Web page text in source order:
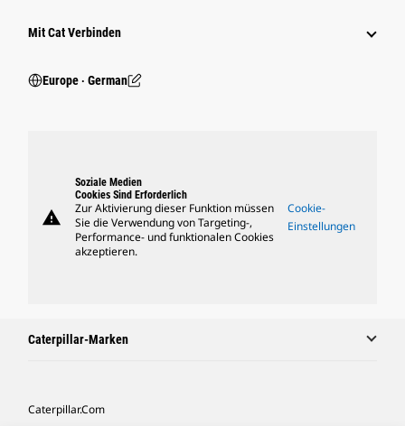
Mit Cat Verbinden
Europe ‧ German
warning
Soziale Medien
Cookies Sind Erforderlich
Zur Aktivierung dieser Funktion müssen
Sie die Verwendung von Targeting-,
Performance- und funktionalen Cookies
akzeptieren.
Cookie-
Einstellungen
Caterpillar-Marken
Caterpillar.com